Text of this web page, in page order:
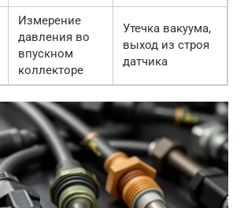
Измерение
давления во
впускном
коллекторе
Утечка вакуума,
выход из строя
датчика